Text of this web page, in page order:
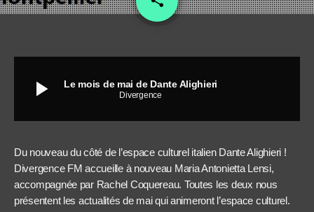
play_arrow Le mois de mai de Dante Alighieri
Divergence
Du nouveau du côté de l’espace culturel italien Dante Alighieri !
Divergence FM accueille à nouveau Maria Antonietta Lensi,
accompagnée par Rachel Coquereau. Toutes les deux nous
présentent les actualités de mai qui animeront l’espace culturel.